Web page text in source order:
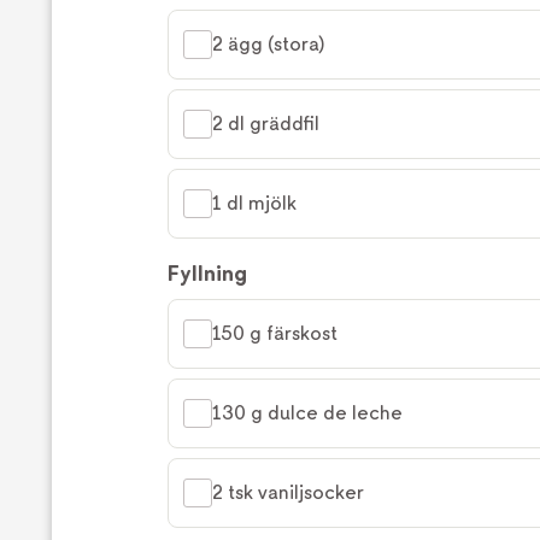
2 ägg (stora)
2 dl gräddfil
1 dl mjölk
Fyllning
150 g färskost
130 g dulce de leche
2 tsk vaniljsocker